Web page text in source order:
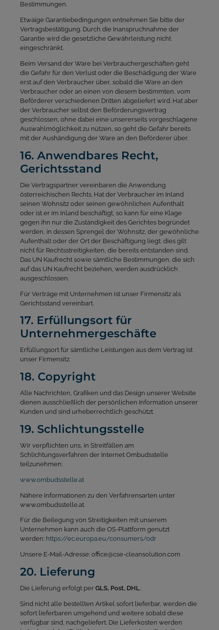
Bestimmungen.
Etwaige Garantiebedingungen entnehmen Sie bitte der
Vertragsbestätigung. Durch die Inanspruchnahme der
Garantie wird die gesetzliche Gewährleistung nicht
eingeschränkt.
Beim Versand der Ware bei Verbrauchergeschäften geht
die Gefahr für den Verlust oder die Beschädigung der Ware
erst auf den Verbraucher über, sobald die Ware an den
Verbraucher oder an einen von diesem bestimmten, vom
Beförderer verschiedenen Dritten abgeliefert wird. Hat aber
der Verbraucher selbst den Beförderungsvertrag
geschlossen, ohne dabei eine unsererseits vorgeschlagene
Auswahlmöglichkeit zu nützen, so geht die Gefahr bereits
mit der Aushändigung der Ware an den Beförderer über.
16. Anwendbares Recht,
Gerichtsstand
Die Vertragspartner vereinbaren die Anwendung
österreichischen Rechts. Hat der Verbraucher im Inland
seinen Wohnsitz oder seinen gewöhnlichen Aufenthalt
oder ist er im Inland beschäftigt, so kann für eine Klage
gegen ihn nur die Zuständigkeit des Gerichtes begründet
werden, in dessen Sprengel der Wohnsitz, der gewöhnliche
Aufenthalt oder der Ort der Beschäftigung liegt; dies gilt
nicht für Rechtsstreitigkeiten, die bereits entstanden sind.
Das UN Kaufrecht sowie sämtliche Bestimmungen, die sich
auf das UN Kaufrecht beziehen, werden ausdrücklich
ausgeschlossen.
Für Verträge mit Unternehmen ist unser Firmensitz als
Gerichtsstand vereinbart.
17. Erfüllungsort für
Unternehmergeschäfte
Erfüllungsort für sämtliche Leistungen aus dem Vertrag ist
unser Firmensitz.
18. Copyright
Alle Nachrichten, Grafiken und das Design unserer Website
dienen ausschließlich der persönlichen Information unserer
Kunden und sind urheberrechtlich geschützt.
19. Schlichtungsstelle
Wir verpflichten uns, in Streitfällen am
Schlichtungsverfahren der Internet Ombudsstelle
teilzunehmen:
www.ombudsstelle.at
Nähere Informationen zu den Verfahrensarten unter
www.ombudsstelle.at.
Für die Beilegung von Streitigkeiten mit unserem
Unternehmen kann auch die OS-Plattform genutzt
werden: https://ec.europa.eu/consumers/odr
Unsere E-Mail-Adresse: office@cse-cleansolution.com
20. Lieferung
Die Lieferung erfolgt per GLS, Post, DHL
Sind nicht alle bestellten Artikel sofort lieferbar, werden die
sofort lieferbaren umgehend und weitere sobald diese
verfügbar sind, nachgeliefert. Die Lieferkosten werden